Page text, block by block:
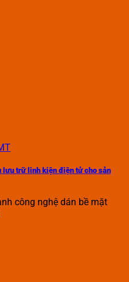
lưu trữ linh kiện điện tử cho sản
công nghệ dán bề mặt